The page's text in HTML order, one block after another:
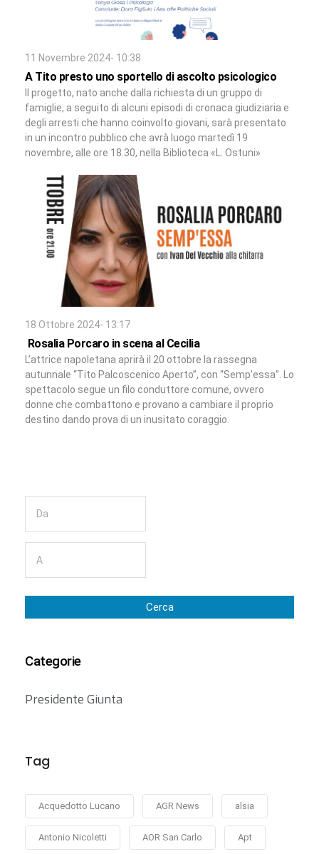
11 Novembre 2024- 10:38
A Tito presto uno sportello di ascolto psicologico
Il progetto, nato anche dalla richiesta di un gruppo di
famiglie, a seguito di alcuni episodi di cronaca giudiziaria e
degli arresti che hanno coinvolto giovani, sarà presentato
in un incontro pubblico che avrà luogo martedì 19
novembre, alle ore 18.30, nella Biblioteca «L. Ostuni»
18 Ottobre 2024- 13:17
Rosalia Porcaro in scena al Cecilia
L’attrice napoletana aprirà il 20 ottobre la rassegna
autunnale “Tito Palcoscenico Aperto”, con “Semp’essa”. Lo
spettacolo segue un filo conduttore comune, ovvero
donne che combattono e provano a cambiare il proprio
destino dando prova di un inusitato coraggio.
Cerca
Categorie
Presidente Giunta
Tag
Acquedotto Lucano AGR News alsia
Antonio Nicoletti AOR San Carlo Apt